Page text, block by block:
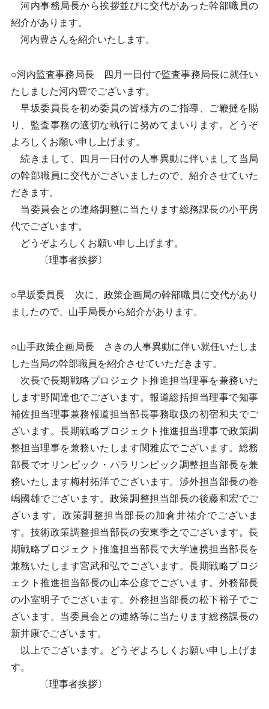
河内事務局長から挨拶並びに交代があった幹部職員の
紹介があります。
河内豊さんを紹介いたします。
○河内監査事務局長 四月一日付で監査事務局長に就任い
たしました河内豊でございます。
早坂委員長を初め委員の皆様方のご指導、ご鞭撻を賜
り、監査事務の適切な執行に努めてまいります。どうぞ
よろしくお願い申し上げます。
続きまして、四月一日付の人事異動に伴いまして当局
の幹部職員に交代がございましたので、紹介させていた
だきます。
当委員会との連絡調整に当たります総務課長の小平房
代でございます。
どうぞよろしくお願い申し上げます。
〔理事者挨拶〕
○早坂委員長 次に、政策企画局の幹部職員に交代があり
ましたので、山手局長から紹介があります。
○山手政策企画局長 さきの人事異動に伴い就任いたしま
した当局の幹部職員を紹介させていただきます。
次長で長期戦略プロジェクト推進担当理事を兼務いた
します野間達也でございます。報道総括担当理事で知事
補佐担当理事兼務報道担当部長事務取扱の初宿和夫でご
ざいます。長期戦略プロジェクト推進担当理事で政策調
整担当理事を兼務いたします関雅広でございます。総務
部長でオリンピック・パラリンピック調整担当部長を兼
務いたします梅村拓洋でございます。渉外担当部長の巻
嶋國雄でございます。政策調整担当部長の後藤和宏でご
ざいます。政策調整担当部長の加倉井祐介でございま
す。技術政策調整担当部長の安東季之でございます。長
期戦略プロジェクト推進担当部長で大学連携担当部長を
兼務いたします宮武和弘でございます。長期戦略プロジ
ェクト推進担当部長の山本公彦でございます。外務部長
の小室明子でございます。外務担当部長の松下裕子でご
ざいます。当委員会との連絡等に当たります総務課長の
新井康でございます。
以上でございます。どうぞよろしくお願い申し上げま
す。
〔理事者挨拶〕